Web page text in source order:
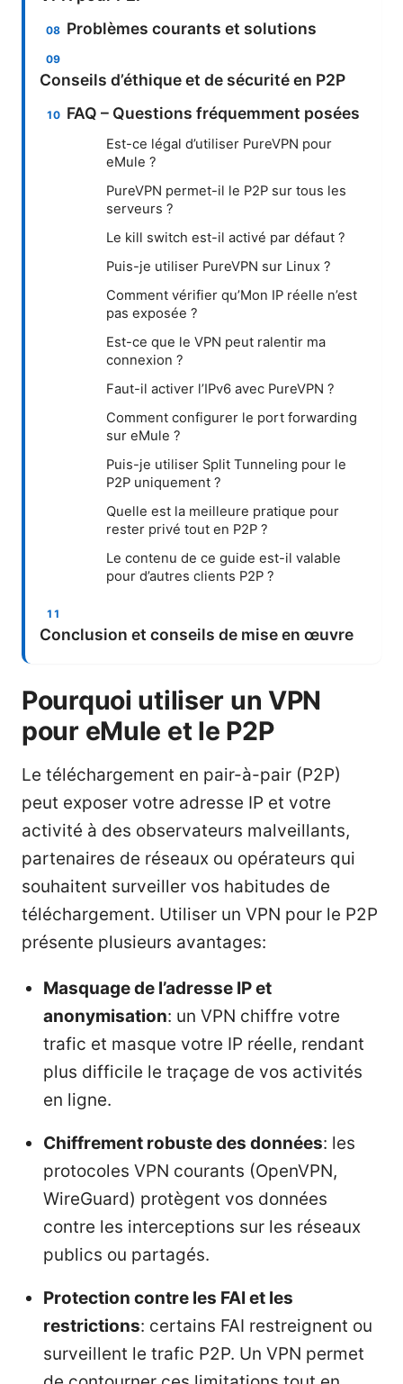
Problèmes courants et solutions
Conseils d’éthique et de sécurité en P2P
FAQ – Questions fréquemment posées
Est-ce légal d’utiliser PureVPN pour
eMule ?
PureVPN permet-il le P2P sur tous les
serveurs ?
Le kill switch est-il activé par défaut ?
Puis-je utiliser PureVPN sur Linux ?
Comment vérifier qu’Mon IP réelle n’est
pas exposée ?
Est-ce que le VPN peut ralentir ma
connexion ?
Faut-il activer l’IPv6 avec PureVPN ?
Comment configurer le port forwarding
sur eMule ?
Puis-je utiliser Split Tunneling pour le
P2P uniquement ?
Quelle est la meilleure pratique pour
rester privé tout en P2P ?
Le contenu de ce guide est-il valable
pour d’autres clients P2P ?
Conclusion et conseils de mise en œuvre
Pourquoi utiliser un VPN
pour eMule et le P2P
Le téléchargement en pair-à-pair (P2P)
peut exposer votre adresse IP et votre
activité à des observateurs malveillants,
partenaires de réseaux ou opérateurs qui
souhaitent surveiller vos habitudes de
téléchargement. Utiliser un VPN pour le P2P
présente plusieurs avantages:
Masquage de l’adresse IP et
anonymisation: un VPN chiffre votre
trafic et masque votre IP réelle, rendant
plus difficile le traçage de vos activités
en ligne.
Chiffrement robuste des données: les
protocoles VPN courants (OpenVPN,
WireGuard) protègent vos données
contre les interceptions sur les réseaux
publics ou partagés.
Protection contre les FAI et les
restrictions: certains FAI restreignent ou
surveillent le trafic P2P. Un VPN permet